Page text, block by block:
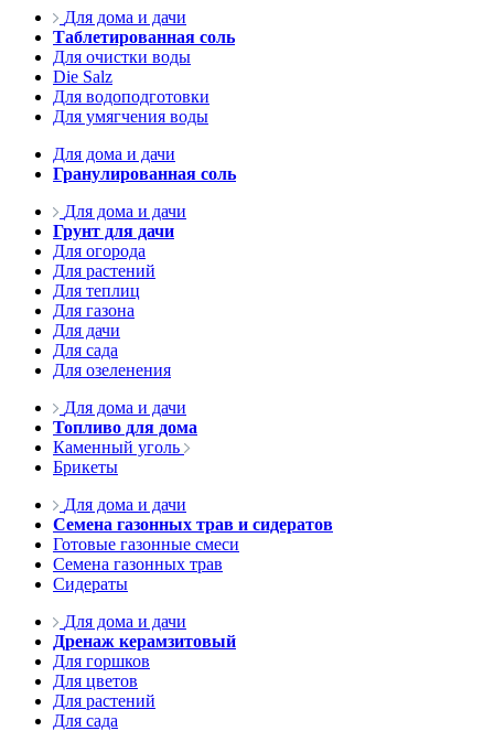
Для дома и дачи
Таблетированная соль
Для очистки воды
Die Salz
Для водоподготовки
Для умягчения воды
Для дома и дачи
Гранулированная соль
Для дома и дачи
Грунт для дачи
Для огорода
Для растений
Для теплиц
Для газона
Для дачи
Для сада
Для озеленения
Для дома и дачи
Топливо для дома
Каменный уголь
Брикеты
Для дома и дачи
Семена газонных трав и сидератов
Готовые газонные смеси
Семена газонных трав
Сидераты
Для дома и дачи
Дренаж керамзитовый
Для горшков
Для цветов
Для растений
Для сада